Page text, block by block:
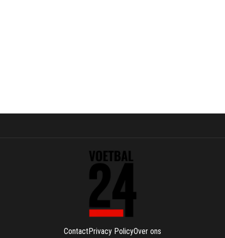
ContactPrivacy PolicyOver ons